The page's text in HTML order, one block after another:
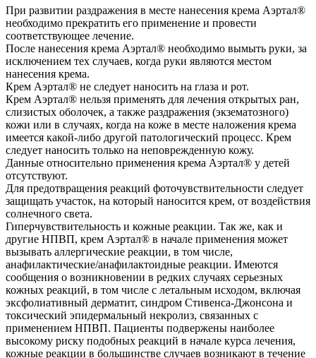
При развитии раздражения в месте нанесения крема Аэртал®
необходимо прекратить его применение и провести
соответствующее лечение.
После нанесения крема Аэртал® необходимо вымыть руки, за
исключением тех случаев, когда руки являются местом
нанесения крема.
Крем Аэртал® не следует наносить на глаза и рот.
Крем Аэртал® нельзя применять для лечения открытых ран,
слизистых оболочек, а также раздражения (экзематозного)
кожи или в случаях, когда на коже в месте наложения крема
имеется какой-либо другой патологический процесс. Крем
следует наносить только на неповрежденную кожу.
Данные относительно применения крема Аэртал® у детей
отсутствуют.
Для предотвращения реакций фоточувствительности следует
защищать участок, на который наносится крем, от воздействия
солнечного света.
Гиперчувствительность и кожные реакции. Так же, как и
другие НПВП, крем Аэртал® в начале применения может
вызывать аллергические реакции, в том числе,
анафилактические/анафилактоидные реакции. Имеются
сообщения о возникновении в редких случаях серьезных
кожных реакций, в том числе с летальным исходом, включая
эксфолиативный дерматит, синдром Стивенса-Джонсона и
токсический эпидермальный некролиз, связанных с
применением НПВП. Пациенты подвержены наиболее
высокому риску подобных реакций в начале курса лечения,
кожные реакции в большинстве случаев возникают в течение